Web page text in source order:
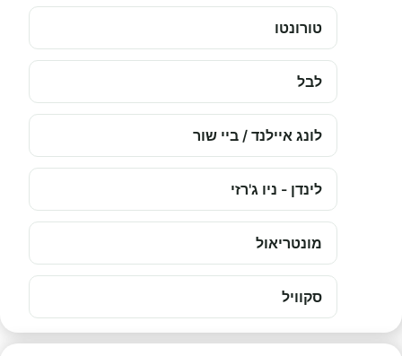
טורונטו
לבל
לונג איילנד / ביי שור
לינדן - ניו ג'רזי
מונטריאול
סקוויל